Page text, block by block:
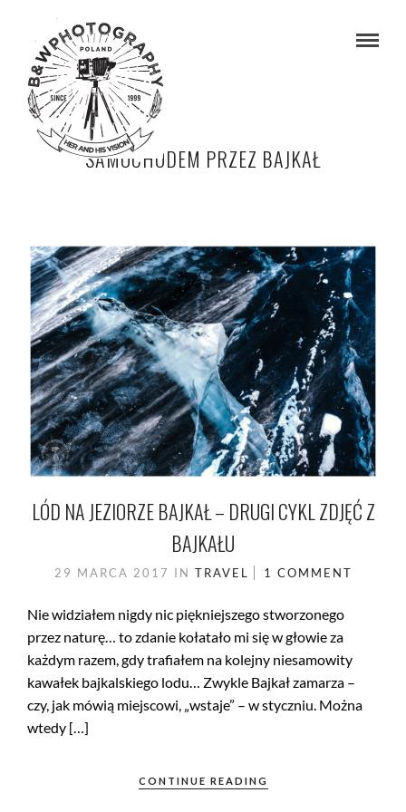
SAMOCHODEM PRZEZ BAJKAŁ
LÓD NA JEZIORZE BAJKAŁ – DRUGI CYKL ZDJĘĆ Z
BAJKAŁU
29 MARCA 2017 IN TRAVEL 1 COMMENT
Nie widziałem nigdy nic piękniejszego stworzonego
przez naturę… to zdanie kołatało mi się w głowie za
każdym razem, gdy trafiałem na kolejny niesamowity
kawałek bajkalskiego lodu… Zwykle Bajkał zamarza –
czy, jak mówią miejscowi, „wstaje” – w styczniu. Można
wtedy […]
CONTINUE READING